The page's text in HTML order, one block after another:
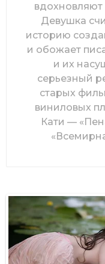
Девушка
историю
и обожает
и их
серьезный
старых
виниловых
Кати —